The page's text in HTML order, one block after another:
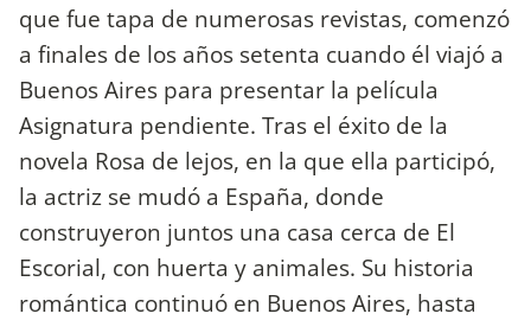
que fue tapa de numerosas revistas, comenzó
a finales de los años setenta cuando él viajó a
Buenos Aires para presentar la película
Asignatura pendiente. Tras el éxito de la
novela Rosa de lejos, en la que ella participó,
la actriz se mudó a España, donde
construyeron juntos una casa cerca de El
Escorial, con huerta y animales. Su historia
romántica continuó en Buenos Aires, hasta